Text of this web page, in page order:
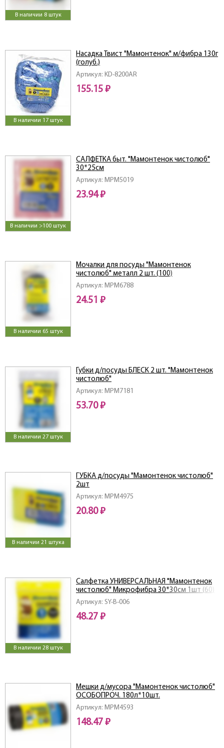
В наличии 8 штук
В наличии 17 штук
Артикул: KD-8200AR
Насадка Твист "Мамонтенок" м/фибра 130г
(голуб.)
155.15 ₽
В наличии >100 штук
Артикул: MPM5019
САЛФЕТКА быт. "Мамонтенок чистолюб"
30*25см
23.94 ₽
В наличии 65 штук
Артикул: MPM6788
Мочалки для посуды "Мамонтенок
чистолюб" металл 2 шт. (100)
24.51 ₽
В наличии 27 штук
Артикул: MPM7181
Губки д/посуды БЛЕСК 2 шт. "Мамонтенок
чистолюб"
53.70 ₽
В наличии 21 штука
Артикул: MPM4975
ГУБКА д/посуды "Мамонтенок чистолюб"
2шт
20.80 ₽
В наличии 28 штук
Артикул: SY-B-006
Салфетка УНИВЕРСАЛЬНАЯ "Мамонтенок
чистолюб" Микрофибра 30*30см 1шт (60)
48.27 ₽
Артикул: MPM4593
Мешки д/мусора "Мамонтенок чистолюб"
ОСОБОПРОЧ. 180л*10шт.
148.47 ₽